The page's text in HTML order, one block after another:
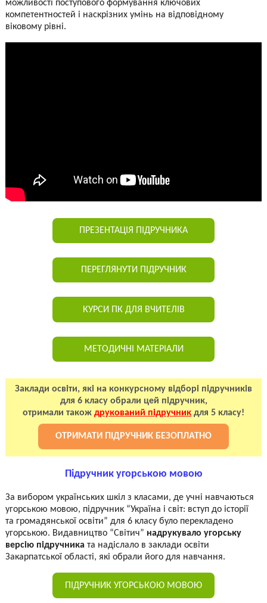
можливості поступового формування ключових
компетентностей і наскрізних умінь на відповідному
віковому рівні.
ПРЕЗЕНТАЦІЯ ПІДРУЧНИКА
ПЕРЕГЛЯНУТИ ПІДРУЧНИК
КУРСИ ПК ДЛЯ ВЧИТЕЛІВ
МЕТОДИЧНІ МАТЕРІАЛИ
Заклади освіти, які на конкурсному відборі підручників
для 6 класу обрали цей підручник,
отримали також друкований підручник для 5 класу!
ОТРИМАТИ ПІДРУЧНИК БЕЗОПЛАТНО
Підручник угорською мовою
За вибором українських шкіл з класами, де учні навчаються
угорською мовою, підручник “Україна і світ: вступ до історії
та громадянської освіти” для 6 класу було перекладено
угорською. Видавництво “Світич” надрукувало угорську
версію підручника та надіслало в заклади освіти
Закарпатської області, які обрали його для навчання.
ПІДРУЧНИК УГОРСЬКОЮ МОВОЮ